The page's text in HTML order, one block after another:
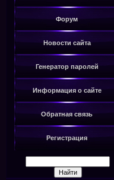
Форум
Новости сайта
Генератор паролей
Информация о сайте
Обратная связь
Регистрация